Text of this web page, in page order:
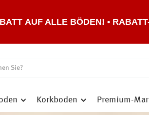
AUF ALLE BÖDEN! •
Korkboden Premium-